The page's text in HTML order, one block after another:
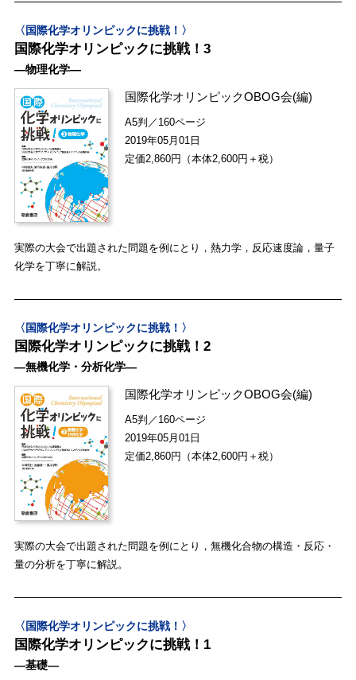
〈国際化学オリンピックに挑戦！〉
国際化学オリンピックに挑戦！3
―物理化学―
国際化学オリンピックOBOG会(編)
A5判／160ページ
2019年05月01日
定価2,860円（本体2,600円＋税）
実際の大会で出題された問題を例にとり，熱力学，反応速度論，量子
化学を丁寧に解説。
〈国際化学オリンピックに挑戦！〉
国際化学オリンピックに挑戦！2
―無機化学・分析化学―
国際化学オリンピックOBOG会(編)
A5判／160ページ
2019年05月01日
定価2,860円（本体2,600円＋税）
実際の大会で出題された問題を例にとり，無機化合物の構造・反応・
量の分析を丁寧に解説。
〈国際化学オリンピックに挑戦！〉
国際化学オリンピックに挑戦！1
―基礎―